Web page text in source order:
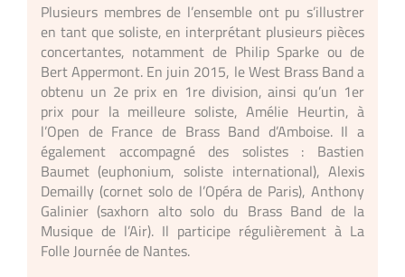
Plusieurs membres de l’ensemble ont pu s’illustrer
en tant que soliste, en interprétant plusieurs pièces
concertantes, notamment de Philip Sparke oude
Bert Appermont. En juin 2015, le West Brass Band a
obtenu un 2e prix en 1re division, ainsiqu’un 1er
prix pour la meilleure soliste, Amélie Heurtin, à
l’Open de France de Brass Band d’Amboise. Il a
également accompagné des solistes : Bastien
Baumet (euphonium, soliste international), Alexis
Demailly (cornet solo de l’Opéra de Paris), Anthony
Galinier (saxhorn alto solo du Brass Band de la
Musique de l’Air). Il participe régulièrement à La
Folle Journée de Nantes.